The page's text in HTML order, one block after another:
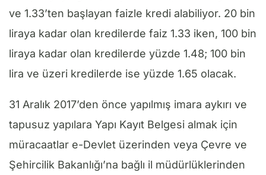
ve 1.33’ten başlayan faizle kredi alabiliyor. 20 bin
liraya kadar olan kredilerde faiz 1.33 iken, 100 bin
liraya kadar olan kredilerde yüzde 1.48; 100 bin
lira ve üzeri kredilerde ise yüzde 1.65 olacak.
31 Aralık 2017’den önce yapılmış imara aykırı ve
tapusuz yapılara Yapı Kayıt Belgesi almak için
müracaatlar e-Devlet üzerinden veya Çevre ve
Şehircilik Bakanlığı’na bağlı il müdürlüklerinden